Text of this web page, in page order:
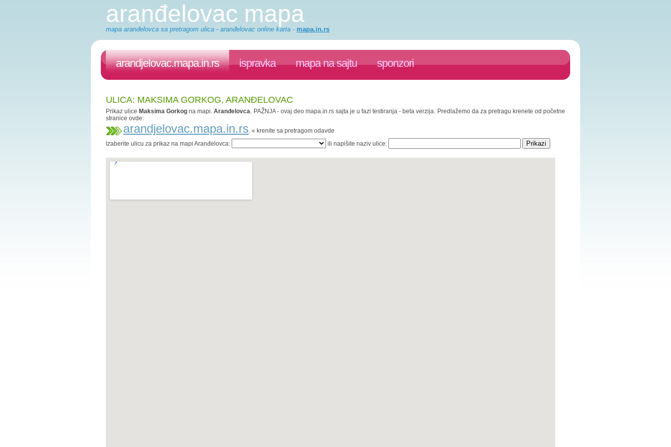
aranđelovac mapa
mapa aranđelovca sa pretragom ulica - aranđelovac online karta - mapa.in.rs
arandjelovac.mapa.in.rs ispravka mapa na sajtu sponzori
ULICA: MAKSIMA GORKOG, ARANĐELOVAC
Prikaz ulice Maksima Gorkog na mapi.Aranđelovca. PAŽNJA - ovaj deo mapa.in.rs sajta je u fazi testiranja - beta verzija. Predlažemo da za pretragu krenete od početne
stranice ovde:
arandjelovac.mapa.in.rs. « krenite sa pretragom odavde
Izaberite ulicu za prikaz na mapi Aranđelovca:
ili napišite naziv ulice: